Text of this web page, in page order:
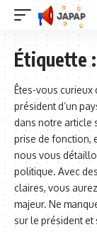
Étiquette
Êtes-vous
président d’un
dans notre article
prise de fonction,
nous vous
politique. Avec
claires, vous
majeur. Ne
sur le président